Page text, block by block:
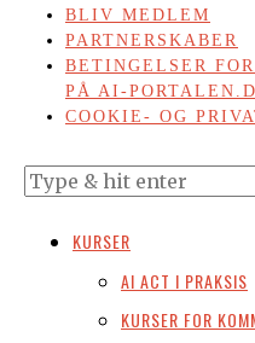
BLIV MEDLEM
PARTNERSKABER
BETINGELSER
PÅ AI-
COOKIE- OG
KURSER
AI ACT I PRAKSIS
KURSER FOR